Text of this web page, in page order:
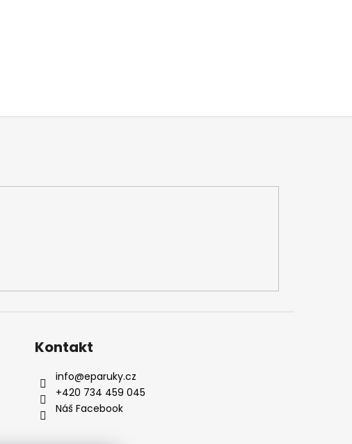
Kontakt
info@eparuky.cz
+420 734 459 045
Náš Facebook